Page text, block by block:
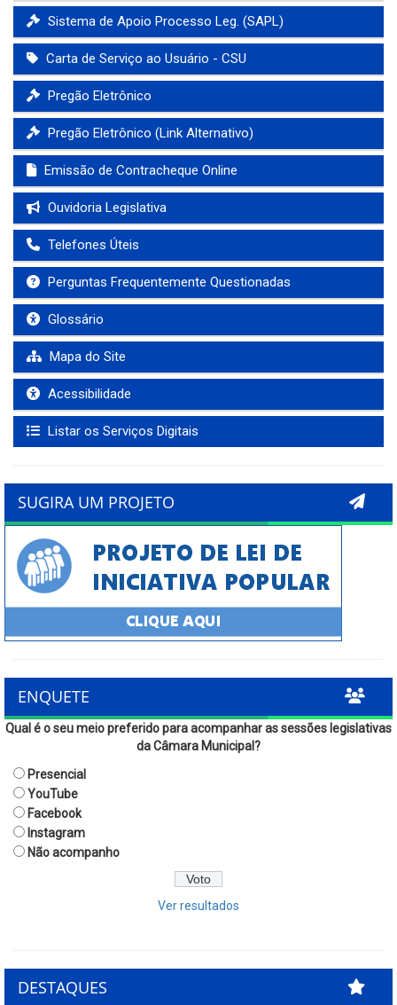
Sistema de Apoio Processo Leg. (SAPL)
Carta de Serviço ao Usuário - CSU
Pregão Eletrônico
Pregão Eletrônico (Link Alternativo)
Emissão de Contracheque Online
Ouvidoria Legislativa
Telefones Úteis
Perguntas Frequentemente Questionadas
Glossário
Mapa do Site
Acessibilidade
Listar os Serviços Digitais
SUGIRA UM PROJETO
ENQUETE
Qual é o seu meio preferido para acompanhar as sessões legislativas
da Câmara Municipal?
Presencial
YouTube
Facebook
Instagram
Não acompanho
Ver resultados
DESTAQUES